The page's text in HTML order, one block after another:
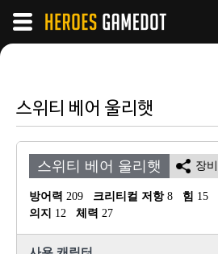
스위티 베어 울리햇
스위티 베어 울리햇 장비
방어력 209 크리티컬 저항 8 힘 15
의지 12 체력 27